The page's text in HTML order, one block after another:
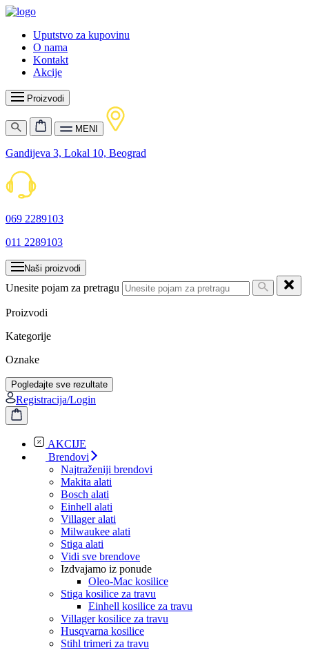
Uputstvo za kupovinu
O nama
Kontakt
Akcije
Proizvodi
MENI
Gandijeva 3, Lokal 10, Beograd
069 2289103
011 2289103
Naši proizvodi
Unesite pojam za pretragu
Proizvodi
Kategorije
Oznake
Pogledajte sve rezultate
Registracija/Login
AKCIJE
Brendovi
Najtraženiji brendovi
Makita alati
Bosch alati
Einhell alati
Villager alati
Milwaukee alati
Stiga alati
Vidi sve brendove
Izdvajamo iz ponude
Oleo-Mac kosilice
Stiga kosilice za travu
Einhell kosilice za travu
Villager kosilice za travu
Husqvarna kosilice
Stihl trimeri za travu